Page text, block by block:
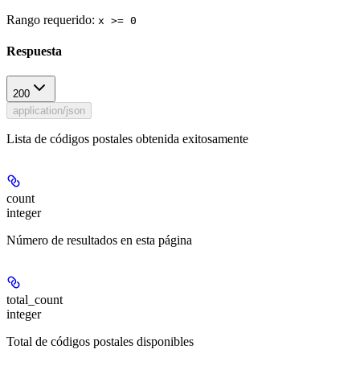
Rango requerido: x >= 0
Respuesta
200
application/json
Lista de códigos postales obtenida exitosamente
count
integer
Número de resultados en esta página
total_count
integer
Total de códigos postales disponibles